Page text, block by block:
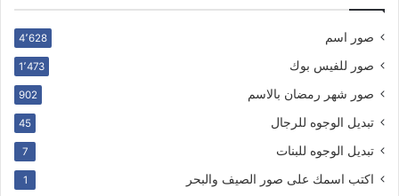
صور اسم 4٬628
صور للفيس بوك 1٬473
صور شهر رمضان بالاسم 902
تبديل الوجوه للرجال 45
تبديل الوجوه للبنات 7
اكتب اسمك على صور الصيف والبحر 1